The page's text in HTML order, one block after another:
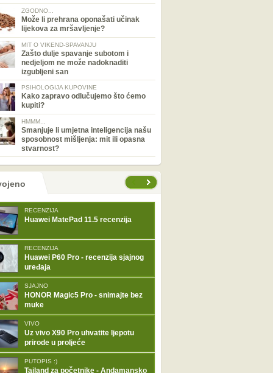
ZGODNO...
Može li prehrana oponašati učinak
lijekova za mršavljenje?
MIT O VIKEND-SPAVANJU
Zašto dulje spavanje subotom i
nedjeljom ne može nadoknaditi
izgubljeni san
PSIHOLOGIJA KUPOVINE
Kako zapravo odlučujemo što ćemo
kupiti?
HMMM...
Smanjuje li umjetna inteligencija našu
sposobnost mišljenja: mit ili opasna
stvarnost?
RECENZIJA
Huawei MatePad 11.5 recenzija
RECENZIJA
Huawei P60 Pro - recenzija sjajnog
uređaja
SJAJNO
HONOR Magic5 Pro - snimajte bez
muke
VIVO
Uz vivo X90 Pro uhvatite ljepotu
prirode u proljeće
PUTOPIS :)
Tajland za početnike - Andamansko